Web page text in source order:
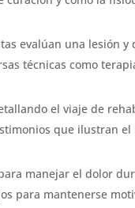
evalúan una lesión
técnicas como
el viaje de
que ilustran
manejar el dolor
para mantenerse